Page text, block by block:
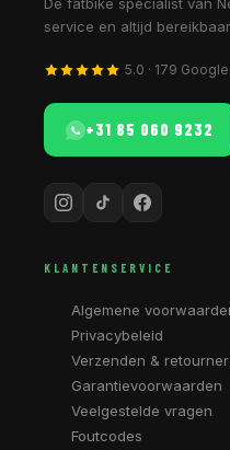
service en altijd
5.0 · 179
+31 85 060 9232
KLANTENSERVICE
Algemene
Privacybeleid
Verzenden &
Garantievoorwaarden
Veelgestelde vragen
Foutcodes